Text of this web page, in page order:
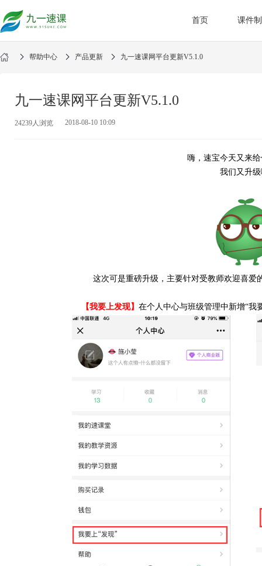
首页 课件
帮助中心 产品更新 九一速课网平台更新V5.1.0
九一速课网平台更新V5.1.0
24239人浏览 2018-08-10 10:09
嗨，速宝今天又来
我们又升
这次可是重磅升级，主要针对受教师欢迎喜爱
【我要上发现】 在个人中心与班级管理中新增“我